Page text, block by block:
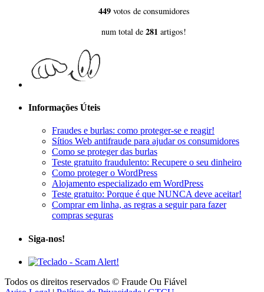
449votos de consumidores
num total de 281 artigos!
Informações Úteis
Fraudes e burlas: como proteger-se e reagir!
Sítios Web antifraude para ajudar os consumidores
Como se proteger das burlas
Teste gratuito fraudulento: Recupere o seu dinheiro
Como proteger o WordPress
Alojamento especializado em WordPress
Teste gratuito: Porque é que NUNCA deve aceitar!
Comprar em linha, as regras a seguir para fazer
compras seguras
Siga-nos!
Todos os direitos reservados © Fraude Ou Fiável